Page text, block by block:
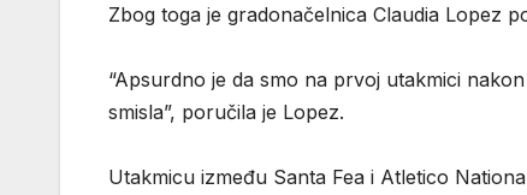
Zbog toga je gradonačelnica Claudia Lopez
“Apsurdno je da smo na prvoj utakmici
smisla”, poručila je Lopez.
Utakmicu između Santa Fea i Atletico